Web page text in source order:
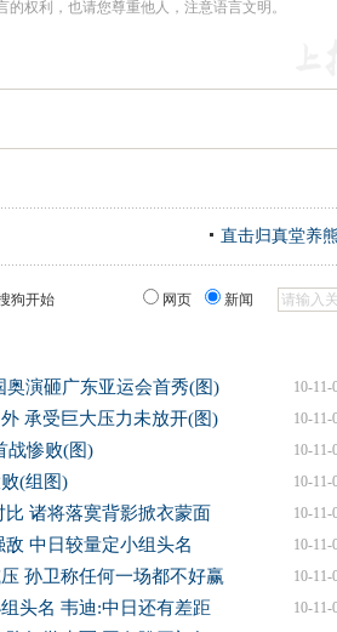
直击归真堂养
狗开始 网页 新闻
10-11-
奥演砸广东亚运会首秀(图)
10-11-
承受巨大压力未放开(图)
10-11-
战惨败(图)
10-11-
(组图)
10-11-
诸将落寞背影掀衣蒙面
10-11-
中日较量定小组头名
10-11-
孙卫称任何一场都不好赢
10-11-
头名 韦迪:中日还有差距